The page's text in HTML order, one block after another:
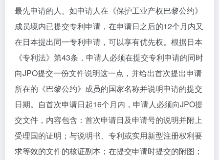
最先申请的人。如申请人在《保护工业产权巴黎公约》
成员境内已提交专利申请，在申请日之后的12个月内又
在日本提出同一专利申请，可以享有优先权。根据日本
《专利法》第43条，申请人必须在提交专利申请的同时
向JPO提交一份文件说明这一点，并给出首次提出申请
所在的《巴黎公约》成员的国家名称并说明申请的提交
日期。自首次申请日起16个月内，申请人必须向JPO提
交文件，内容包含：首次申请日及申请号的说明并附上
受理国的证明；与说明书、专利或实用新型注册权利要
求等效的文件的核证副本；在提交申请时提交的附图；